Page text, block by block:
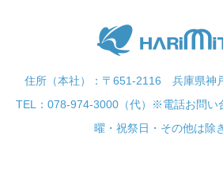
住所（本社）：〒651-2116 兵庫県神
TEL：078-974-3000（代）※電話お問い
曜・祝祭日・その他は除